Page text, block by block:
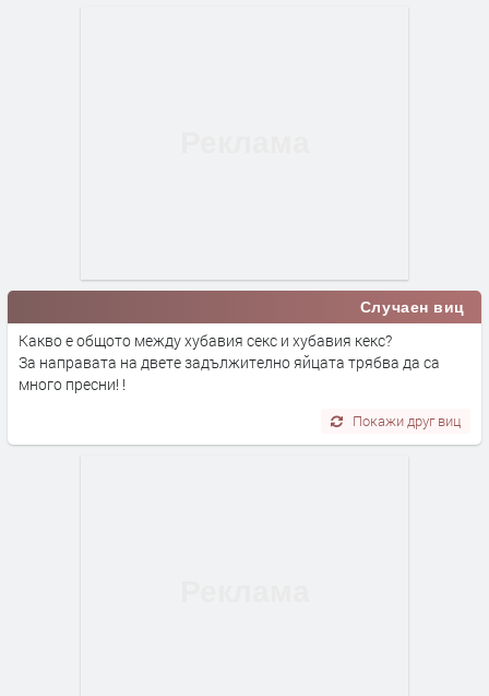
Случаен виц
Какво е общото между хубавия секс и хубавия кекс?
За направата на двете задължително яйцата трябва да са
много пресни! !
Покажи друг виц